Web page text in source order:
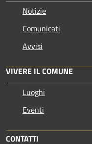
Notizie
Comunicati
Avvisi
VIVERE IL COMUNE
Luoghi
Eventi
CONTATTI